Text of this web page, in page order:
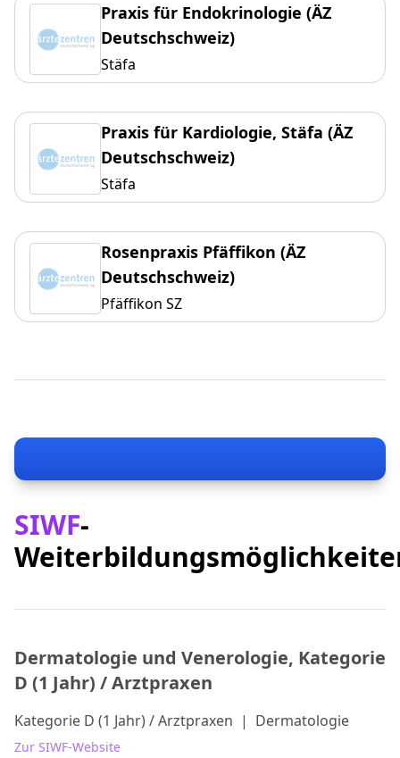
Praxis für Endokrinologie (ÄZ
Deutschschweiz)
Stäfa
Praxis für Kardiologie, Stäfa (ÄZ
Deutschschweiz)
Stäfa
Rosenpraxis Pfäffikon (ÄZ
Deutschschweiz)
Pfäffikon SZ
SIWF-
Dermatologie und Venerologie, Kategorie
D (1 Jahr) / Arztpraxen
Kategorie D (1 Jahr) / Arztpraxen | Dermatologie
Zur SIWF-Website